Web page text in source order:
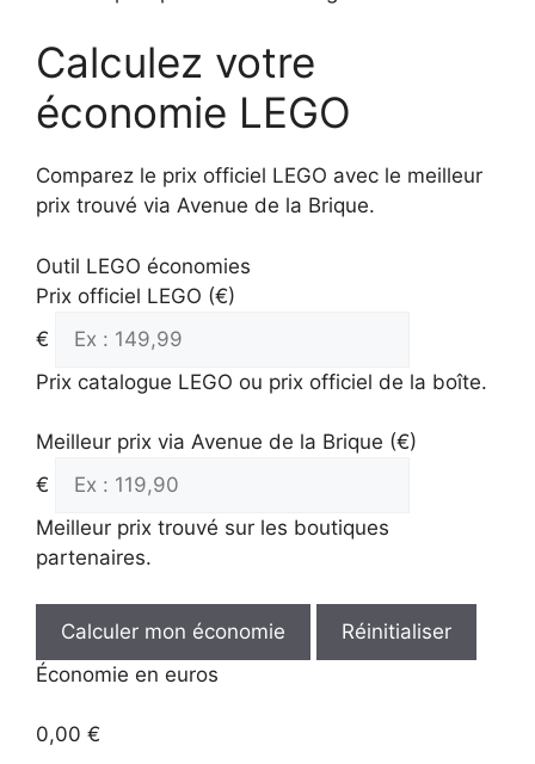
Calculez votre
économie LEGO
Comparez le prix officiel LEGO avec le meilleur
prix trouvé via Avenue de la Brique.
Outil LEGO économies
Prix officiel LEGO (€)
€
Prix catalogue LEGO ou prix officiel de la boîte.
Meilleur prix via Avenue de la Brique (€)
€
Meilleur prix trouvé sur les boutiques
partenaires.
Calculer mon économie
Réinitialiser
Économie en euros
0,00 €